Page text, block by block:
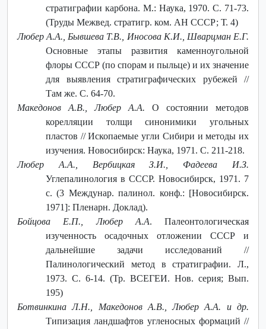
стратиграфии карбона. М.: Наука, 1970. С. 71-73.
(Труды Межвед. стратигр. ком. АН СССР; Т. 4)
Любер А.А., Бывшева Т.В., Иносова К.И., Шварцман Е.Г.
Основные этапы развития каменноугольной
флоры СССР (по спорам и пыльце) и их значение
для выявления стратиграфических рубежей //
Там же. С. 64-70.
Македонов А.В., Любер А.А. О состоянии методов
корелляции толщи синонимики угольных
пластов // Ископаемые угли Сибири и методы их
изучения. Новосибирск: Наука, 1971. С. 211-218.
Любер А.А., Вербицкая З.И., Фадеева И.З.
Углепалинология в СССР. Новосибирск, 1971. 7
с. (3 Междунар. палинол. конф.: [Новосибирск.
1971]: Пленарн. Доклад).
Бойцова Е.П., Любер А.А. Палеонтологическая
изученность осадочных отложении СССР и
дальнейшие задачи исследований //
Палинологический метод в стратиграфии. Л.,
1973. С. 6-14. (Тр. ВСЕГЕИ. Нов. серия; Вып.
195)
Ботвинкина Л.Н., Македонов А.В., Любер А.А. и др.
Типизация ландшафтов угленосных формаций //